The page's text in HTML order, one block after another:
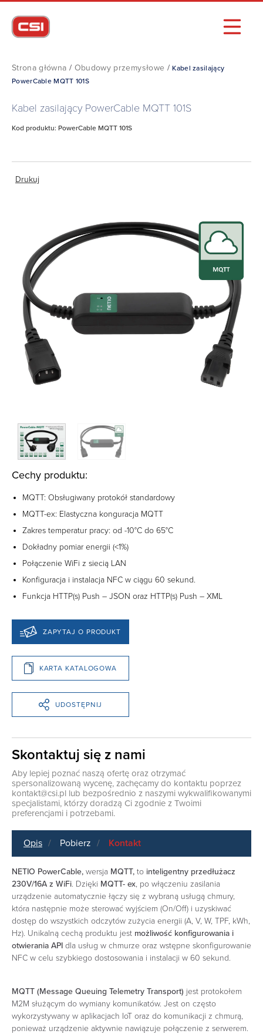
Strona główna / Obudowy przemysłowe /Kabel zasilający
PowerCable MQTT 101S
Kabel zasilający PowerCable MQTT 101S
Kod produktu: PowerCable MQTT 101S
Drukuj
Cechy produktu:
MQTT: Obsługiwany protokół standardowy
MQTT-ex: Elastyczna konguracja MQTT
Zakres temperatur pracy: od -10°C do 65°C
Dokładny pomiar energii (<1%)
Połączenie WiFi z siecią LAN
Konfiguracja i instalacja NFC w ciągu 60 sekund.
Funkcja HTTP(s) Push – JSON oraz HTTP(s) Push – XML
ZAPYTAJ O PRODUKT
KARTA KATALOGOWA
UDOSTĘPNIJ
Skontaktuj się z nami
Aby lepiej poznać naszą ofertę oraz otrzymać
spersonalizowaną wycenę, zachęcamy do kontaktu poprzez
kontakt@csi.pl lub bezpośrednio z naszymi wykwalifikowanymi
specjalistami, którzy doradzą Ci zgodnie z Twoimi
preferencjami i potrzebami.
Opis Pobierz Kontakt
NETIO PowerCable, wersja MQTT, to inteligentny przedłużacz
230V/16A z WiFi. Dzięki MQTT- ex, po włączeniu zasilania
urządzenie automatycznie łączy się z wybraną usługą chmury,
która następnie może sterować wyjściem (On/Off) i uzyskiwać
dostęp do wszystkich odczytów zużycia energii (A, V, W, TPF, kWh,
Hz). Unikalną cechą produktu jest możliwość konfigurowania i
otwierania API dla usług w chmurze oraz wstępne skonfigurowanie
NFC w celu szybkiego dostosowania i instalacji w 60 sekund.
MQTT (Message Queuing Telemetry Transport) jest protokołem
M2M służącym do wymiany komunikatów. Jest on często
wykorzystywany w aplikacjach IoT oraz do komunikacji z chmurą,
ponieważ urządzenie aktywnie nawiązuje połączenie z serwerem.